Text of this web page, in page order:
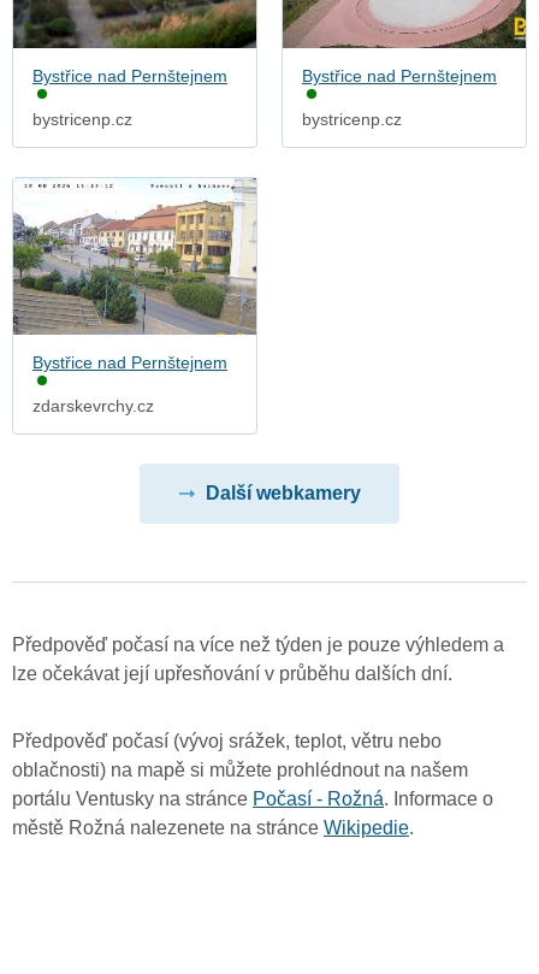
Bystřice nad Pernštejnem
bystricenp.cz
Bystřice nad Pernštejnem
bystricenp.cz
Bystřice nad Pernštejnem
zdarskevrchy.cz
Další webkamery
Předpověď počasí na více než týden je pouze výhledem a
lze očekávat její upřesňování v průběhu dalších dní.
Předpověď počasí (vývoj srážek, teplot, větru nebo
oblačnosti) na mapě si můžete prohlédnout na našem
portálu Ventusky na stránce Počasí - Rožná. Informace o
městě Rožná nalezenete na stránce Wikipedie.